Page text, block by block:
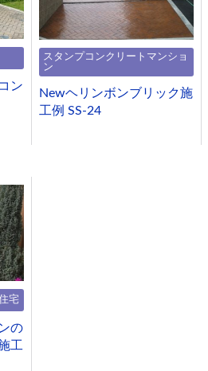
ン
スタンプコンクリートマンショ
ン
Newヘリンボンブリック施
工例 SS-24
宅
の
工